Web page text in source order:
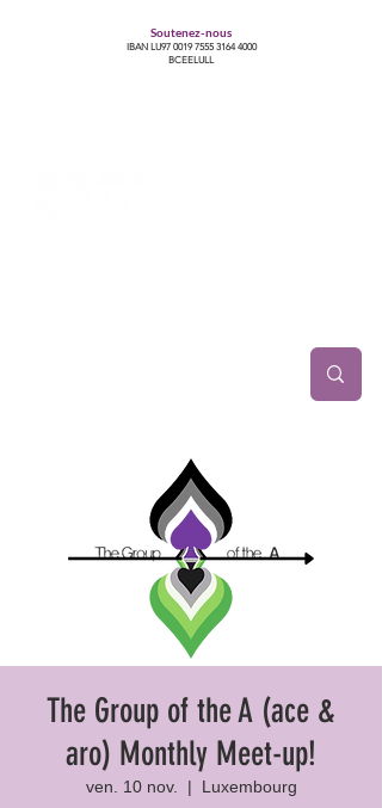
Soutenez-nous
IBAN LU97 0019 7555 3164 4000
BCEELULL
The Group of the A (ace &
aro) Monthly Meet-up!
ven. 10 nov.
  |
Luxembourg